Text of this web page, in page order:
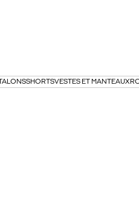
SHORTSVESTES ET MANTEAUX